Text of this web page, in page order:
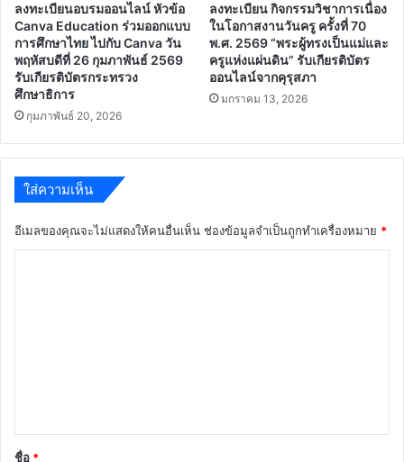
ลงทะเบียนอบรมออนไลน์ หัวข้อ
Canva Education ร่วมออกแบบ
การศึกษาไทย ไปกับ Canva วัน
พฤหัสบดีที่ 26 กุมภาพันธ์ 2569
รับเกียรติบัตรกระทรวง
ศึกษาธิการ
กุมภาพันธ์ 20, 2026
ลงทะเบียน กิจกรรมวิชาการเนื่อง
ในโอกาสงานวันครู ครั้งที่ 70
พ.ศ. 2569 “พระผู้ทรงเป็นแม่และ
ครูแห่งแผ่นดิน” รับเกียรติบัตร
ออนไลน์จากคุรุสภา
มกราคม 13, 2026
ใส่ความเห็น
อีเมลของคุณจะไม่แสดงให้คนอื่นเห็น ช่องข้อมูลจำเป็นถูกทำเครื่องหมาย *
*
ชื่อ *